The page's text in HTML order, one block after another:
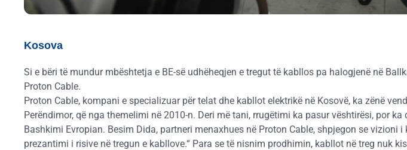
Kosova
Si e bëri të mundur mbështetja e BE-së udhëheqjen e tregut të kabllos pa halogjenë në
Proton Cable.
Proton Cable, kompani e specializuar për telat dhe kabllot elektrikë në Kosovë, ka zënë
Perëndimor, që nga themelimi në 2010-n. Deri më tani, rrugëtimi ka pasur vështirësi, por
Bashkimi Evropian. Besim Dida, partneri menaxhues në Proton Cable, shpjegon se vizioni i
prezantimi i risive në tregun e kabllove.“ Para se të nisnim prodhimin, kabllot në treg nuk